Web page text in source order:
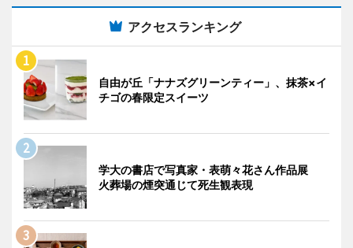
アクセスランキング
自由が丘「ナナズグリーンティー」、抹茶×イ
チゴの春限定スイーツ
学大の書店で写真家・表萌々花さん作品展
火葬場の煙突通じて死生観表現